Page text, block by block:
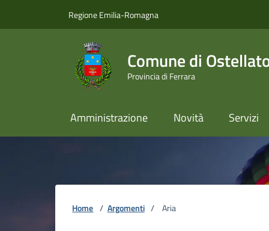
Regione Emilia-Romagna
Comune di
Provincia di Ferrara
Amministrazione Novità Servizi
Home / Argomenti / Aria